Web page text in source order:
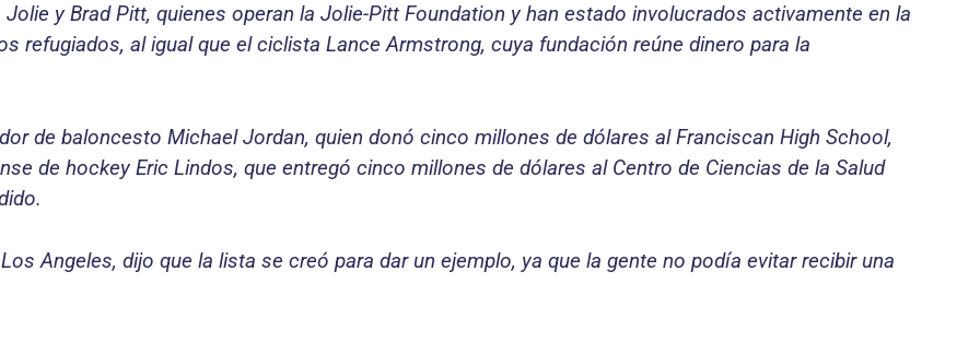
y Brad Pitt, quienes operan la Jolie-Pitt Foundation y han estado involucrados activamente en la
refugiados, al igual que el ciclista Lance Armstrong, cuya fundación reúne dinero para la
de baloncesto Michael Jordan, quien donó cinco millones de dólares al Franciscan High School,
de hockey Eric Lindos, que entregó cinco millones de dólares al Centro de Ciencias de la Salud
Angeles, dijo que la lista se creó para dar un ejemplo, ya que la gente no podía evitar recibir una